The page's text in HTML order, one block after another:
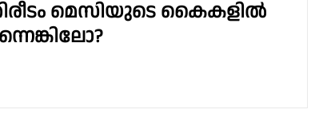
മെസിയുടെ കൈകളില്‍